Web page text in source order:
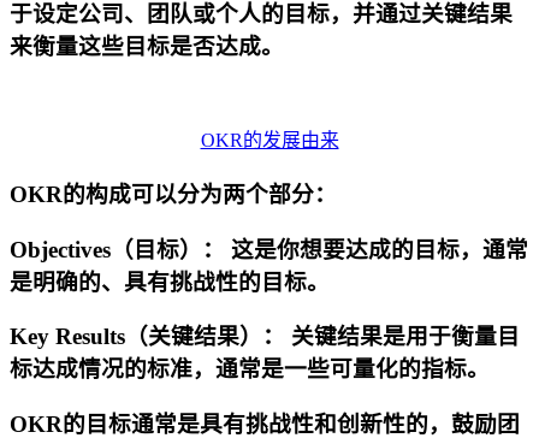
于设定公司、团队或个人的目标，并通过关键结果
来衡量这些目标是否达成。
OKR的发展由来
OKR的构成可以分为两个部分：
Objectives（目标）：
这是你想要达成的目标，通常
是明确的、具有挑战性的目标。
Key Results（关键结果）： 关键结果是用于衡量目
标达成情况的标准，通常是一些可量化的指标。
OKR的目标通常是具有挑战性和创新性的，鼓励团